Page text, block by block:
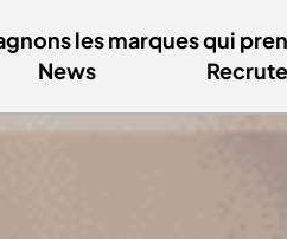
les marques qui
News